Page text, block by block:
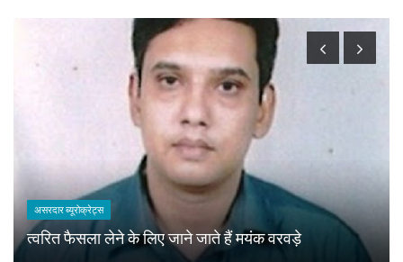
असरदार ब्यूरोक्रेट्स
त्वरित फैसला लेने के लिए जाने जाते हैं मयंक वरवड़े